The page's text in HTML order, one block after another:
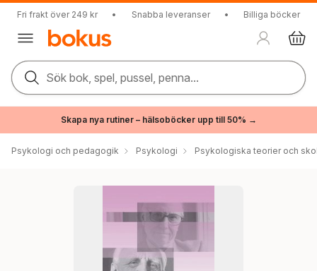
Fri frakt över 249 kr • Snabba leveranser • Billiga böcker
Sök bok, spel, pussel, penna...
Skapa nya rutiner – hälsoböcker upp till 50% →
Psykologi och pedagogik Psykologi Psykologiska teorier och